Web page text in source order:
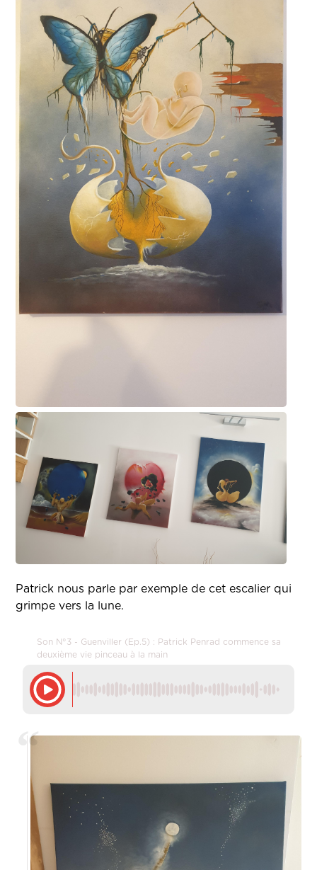
Patrick nous parle par exemple de cet escalier qui
grimpe vers la lune.
Son N°3 - Guenviller (Ep.5) : Patrick Penrad commence sa
deuxième vie pinceau à la main